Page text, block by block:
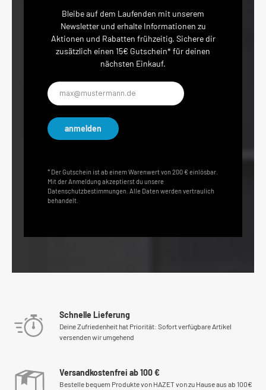
Bleibe auf dem Laufenden mit unserem
Newsletter und erhalte Informationen zu
Aktionen und Rabatten frühzeitig. Sichere dir
zusätzlich einen 15€ Gutschein* für deinen
nächsten Einkauf.
E-
Mail-
Adresse*
anmelden
* Der Gutschein ist ab einem Warenwert von 200 € einlösbar.
Mit der Anmeldung akzeptierst du unsere
Datenschutzbestimmungen. Alle Daten werden vertraulich
behandelt.
Schnelle Lieferung
Deine Zufriedenheit hat Priorität: Sofort verfügbare Artikel
versenden wir umgehend
Versandkostenfrei ab 100 €
Bestelle bequem Produkte von HAZET von zu Hause aus ab 100€